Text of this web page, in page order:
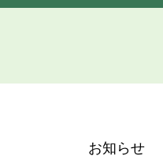
お知らせ